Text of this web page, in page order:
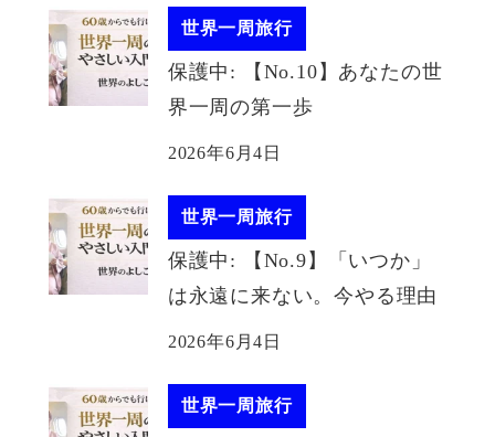
世界一周旅行
保護中: 【No.10】あなたの世
界一周の第一歩
2026年6月4日
世界一周旅行
保護中: 【No.9】「いつか」
は永遠に来ない。今やる理由
2026年6月4日
世界一周旅行